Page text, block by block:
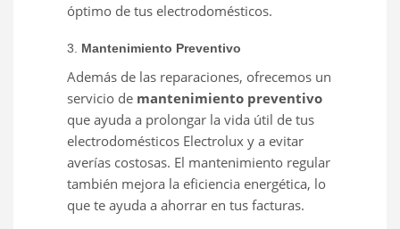
óptimo de tus electrodomésticos.
3. Mantenimiento Preventivo
Además de las reparaciones, ofrecemos un
servicio de mantenimiento preventivo
que ayuda a prolongar la vida útil de tus
electrodomésticos Electrolux y a evitar
averías costosas. El mantenimiento regular
también mejora la eficiencia energética, lo
que te ayuda a ahorrar en tus facturas.